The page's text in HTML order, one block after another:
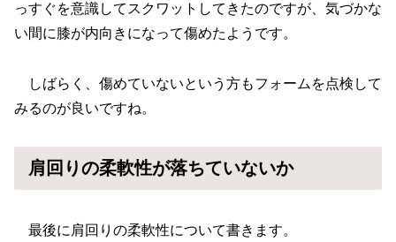
っすぐを意識してスクワットしてきたのですが、気づかな
い間に膝が内向きになって傷めたようです。
しばらく、傷めていないという方もフォームを点検して
みるのが良いですね。
肩回りの柔軟性が落ちていないか
最後に肩回りの柔軟性について書きます。